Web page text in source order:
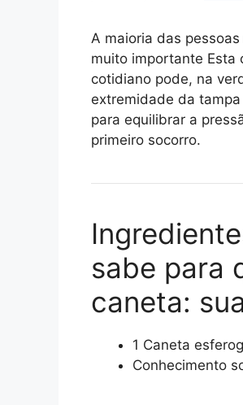
A maioria das
muito importante Esta
cotidiano pode, na
extremidade da
para equilibrar a
primeiro socorro.
sabe para
caneta:
1 Caneta
Conhecimento